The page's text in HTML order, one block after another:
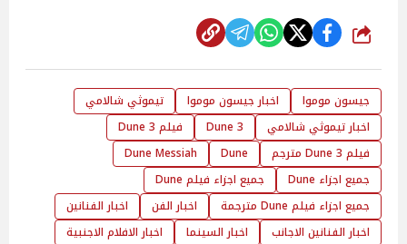
شارك
جيسون موموا اخبار جيسون موموا
تيموثي شالامي
اخبار تيموثي شالامي
Dune 3
فيلم Dune 3
فيلم Dune 3 مترجم
Dune
Dune Messiah
جميع اجزاء Dune
جميع اجزاء فيلم Dune
جميع اجزاء فيلم Dune مترجمة
اخبار الفن
اخبار الفنانين
اخبار الفنانين الاجانب
اخبار السينما
اخبار الافلام الاجنبية